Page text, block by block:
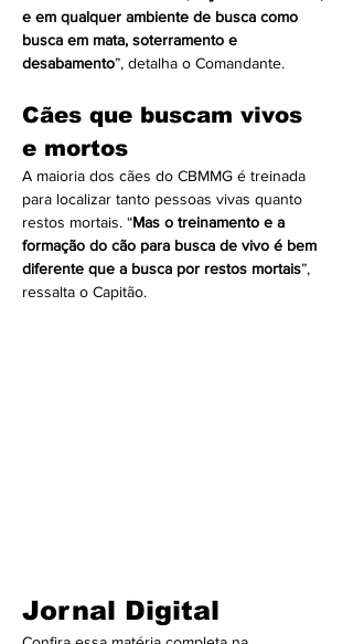
e em qualquer ambiente de busca como
busca em mata, soterramento e
desabamento”, detalha o Comandante.
Cães que buscam vivos
e mortos
A maioria dos cães do CBMMG é treinada
para localizar tanto pessoas vivas quanto
restos mortais. “Mas o treinamento e a
formação do cão para busca de vivo é bem
diferente que a busca por restos mortais”,
ressalta o Capitão.
Jornal Digital